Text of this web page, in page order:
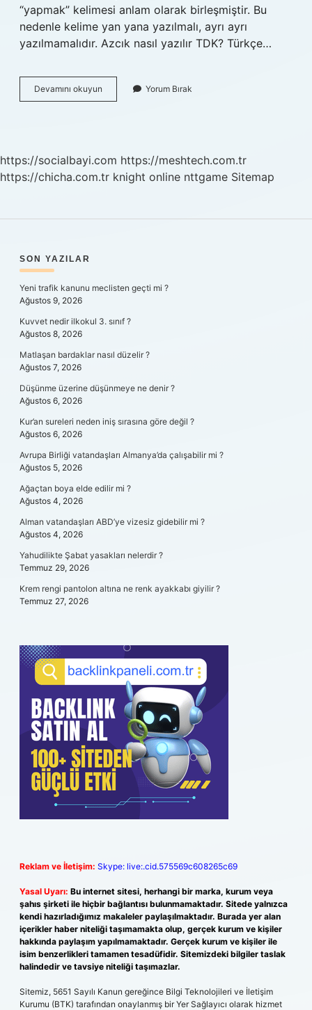
“yapmak” kelimesi anlam olarak birleşmiştir. Bu
nedenle kelime yan yana yazılmalı, ayrı ayrı
yazılmamalıdır. Azcık nasıl yazılır TDK? Türkçe…
Devamını okuyun Azmetmek
Nasıl
Yorum Bırak
https://socialbayi.com https://meshtech.com.tr
https://chicha.com.tr knight online nttgame Sitemap
SIDEBAR
SON YAZILAR
Yeni trafik kanunu meclisten geçti mi ?
Ağustos 9, 2026
Kuvvet nedir ilkokul 3. sınıf ?
Ağustos 8, 2026
Matlaşan bardaklar nasıl düzelir ?
Ağustos 7, 2026
Düşünme üzerine düşünmeye ne denir ?
Ağustos 6, 2026
Kur’an sureleri neden iniş sırasına göre değil ?
Ağustos 6, 2026
Avrupa Birliği vatandaşları Almanya’da çalışabilir mi ?
Ağustos 5, 2026
Ağaçtan boya elde edilir mi ?
Ağustos 4, 2026
Alman vatandaşları ABD’ye vizesiz gidebilir mi ?
Ağustos 4, 2026
Yahudilikte Şabat yasakları nelerdir ?
Temmuz 29, 2026
Krem rengi pantolon altına ne renk ayakkabı giyilir ?
Temmuz 27, 2026
Reklam ve İletişim: Skype: live:.cid.575569c608265c69
Yasal Uyarı: Bu internet sitesi, herhangi bir marka, kurum veya
şahıs şirketi ile hiçbir bağlantısı bulunmamaktadır. Sitede yalnızca
kendi hazırladığımız makaleler paylaşılmaktadır. Burada yer alan
içerikler haber niteliği taşımamakta olup, gerçek kurum ve kişiler
hakkında paylaşım yapılmamaktadır. Gerçek kurum ve kişiler ile
isim benzerlikleri tamamen tesadüfidir. Sitemizdeki bilgiler taslak
halindedir ve tavsiye niteliği taşımazlar.
Sitemiz, 5651 Sayılı Kanun gereğince Bilgi Teknolojileri ve İletişim
Kurumu (BTK) tarafından onaylanmış bir Yer Sağlayıcı olarak hizmet